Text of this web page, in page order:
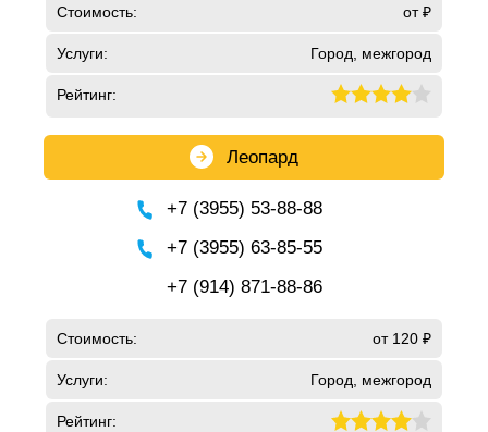
Стоимость: от ₽
Услуги: Город, межгород
Рейтинг:
Леопард
+7 (3955) 53-88-88
+7 (3955) 63-85-55
+7 (914) 871-88-86
Стоимость: от 120 ₽
Услуги: Город, межгород
Рейтинг: